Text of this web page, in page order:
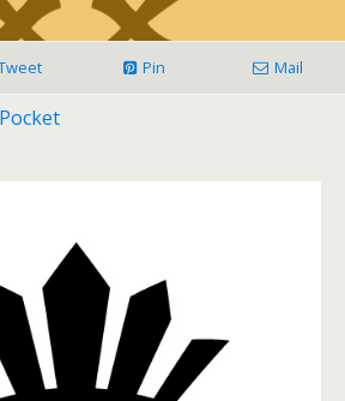
Pin Mail
Pocket